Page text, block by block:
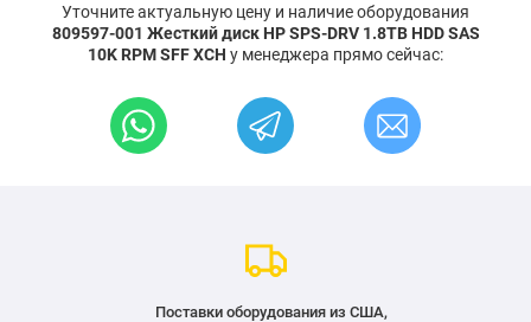
Уточните актуальную цену и наличие оборудования
809597-001 Жесткий диск HP SPS-DRV 1.8TB HDD SAS
10K RPM SFF XCH у менеджера прямо сейчас:
Поставки оборудования из США,